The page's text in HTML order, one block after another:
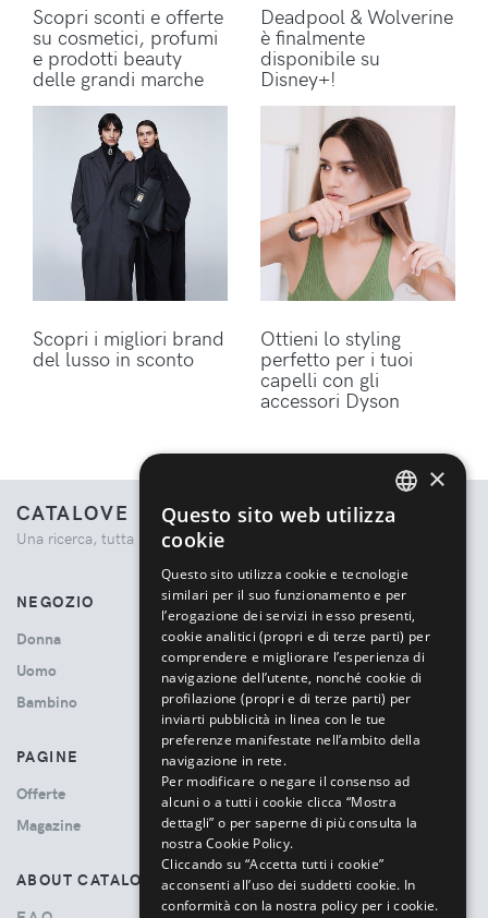
Scopri sconti e offerte
su cosmetici, profumi
e prodotti beauty
delle grandi marche
Deadpool & Wolverine
è finalmente
disponibile su
Disney+!
Scopri i migliori brand
del lusso in sconto
Ottieni lo styling
perfetto per i tuoi
capelli con gli
accessori Dyson
CATALOVE
Una ricerca, tutta la moda.
NEGOZIO
Donna
Uomo
Bambino
PAGINE
Offerte
Magazine
ABOUT CATALOVE
×
Questo sito web utilizza
cookie
Questo sito utilizza cookie e tecnologie
similari per il suo funzionamento e per
l’erogazione dei servizi in esso presenti,
cookie analitici (propri e di terze parti) per
comprendere e migliorare l’esperienza di
navigazione dell’utente, nonché cookie di
profilazione (propri e di terze parti) per
inviarti pubblicità in linea con le tue
preferenze manifestate nell’ambito della
navigazione in rete.
Per modificare o negare il consenso ad
alcuni o a tutti i cookie clicca “Mostra
dettagli” o per saperne di più consulta la
nostra Cookie Policy.
Cliccando su “Accetta tutti i cookie”
acconsenti all’uso dei suddetti cookie. In
conformità con la nostra policy per i cookie.